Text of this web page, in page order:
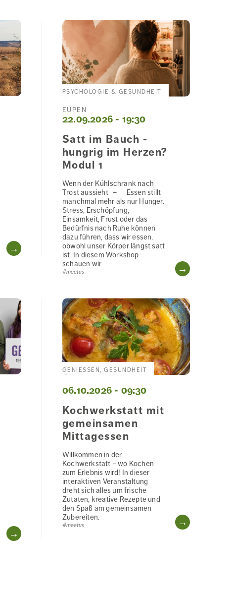
WEITERLESEN
PSYCHOLOGIE & GESUNDHEIT
EUPEN
22.09.2026 - 19:30
Satt im Bauch -
hungrig im Herzen?
Modul 1
Wenn der Kühlschrank nach
Trost aussieht – Essen stillt
manchmal mehr als nur Hunger.
Stress, Erschöpfung,
Einsamkeit, Frust oder das
Bedürfnis nach Ruhe können
dazu führen, dass wir essen,
obwohl unser Körper längst satt
ist. In diesem Workshop
schauen wir
#meetus
GENIESSEN, GESUNDHEIT
06.10.2026 - 09:30
Kochwerkstatt mit
gemeinsamen
Mittagessen
Willkommen in der
Kochwerkstatt – wo Kochen
zum Erlebnis wird! In dieser
interaktiven Veranstaltung
dreht sich alles um frische
Zutaten, kreative Rezepte und
den Spaß am gemeinsamen
Zubereiten.
#meetus